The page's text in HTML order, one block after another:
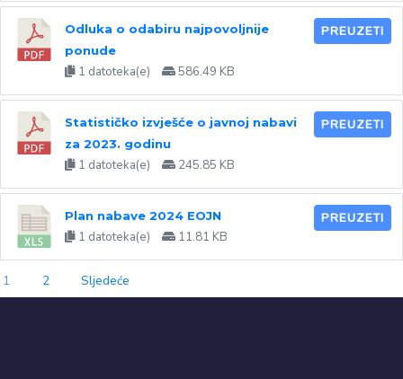
Odluka o odabiru najpovoljnije
ponude
1 datoteka(e) 586.49 KB
PREUZETI
Statističko izvješće o javnoj nabavi
za 2023. godinu
1 datoteka(e) 245.85 KB
PREUZETI
Plan nabave 2024 EOJN
1 datoteka(e) 11.81 KB
PREUZETI
1 2 Sljedeće